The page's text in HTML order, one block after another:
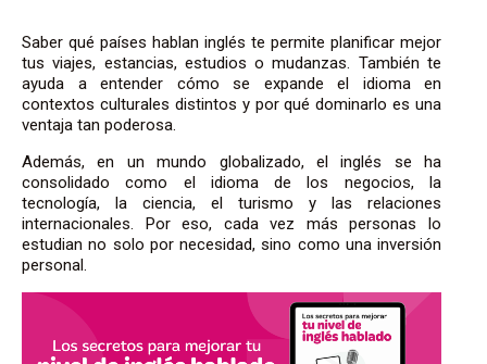
Saber qué países hablan inglés te permite planificar mejor
tus viajes, estancias, estudios o mudanzas. También te
ayuda a entender cómo se expande el idioma en
contextos culturales distintos y por qué dominarlo es una
ventaja tan poderosa.
Además, en un mundo globalizado, el inglés se ha
consolidado como el idioma de los negocios, la
tecnología, la ciencia, el turismo y las relaciones
internacionales. Por eso, cada vez más personas lo
estudian no solo por necesidad, sino como una inversión
personal.